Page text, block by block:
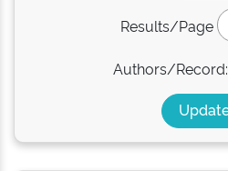
Results/Page
Authors/Record: